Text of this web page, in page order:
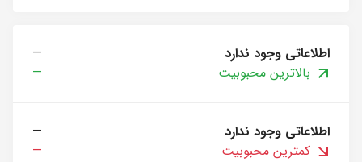
اطلاعاتی وجود ندارد
—
بالاترین محبوبیت
—
اطلاعاتی وجود ندارد
—
کمترین محبوبیت
—